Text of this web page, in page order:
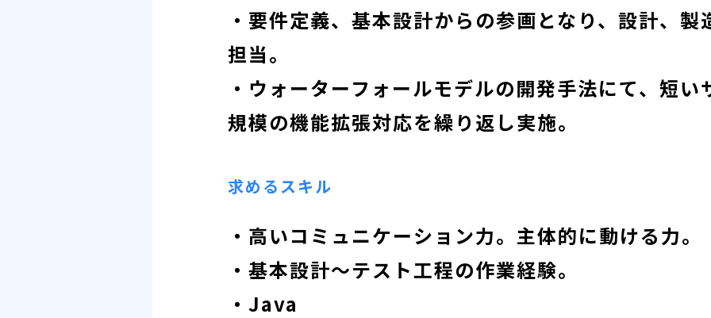
・要件定義、基本設計からの参画となり、設計、製
担当。
・ウォーターフォールモデルの開発手法にて、短い
規模の機能拡張対応を繰り返し実施。
求めるスキル
・高いコミュニケーション力。主体的に動ける力。
・基本設計～テスト工程の作業経験。
・Java